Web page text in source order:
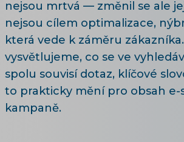
nejsou mrtvá — změnil se ale
nejsou cílem optimalizace,
která vede k záměru
vysvětlujeme, co se ve
spolu souvisí dotaz, klíčové
to prakticky mění pro obsah e-
kampaně.